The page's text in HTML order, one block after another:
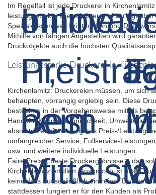
Im Regelfall ist jede Druckerei in
leistungsstarker Dienstleister und verfügt
Spezialwissen was Printmedien und
Mithilfe von fähigen Angestellten wird
Druckobjekte auch die höchsten
Leistungsstarke Druckerei in
Kirchenlamitz: Druckereien müssen, um sich
behaupten, vorrangig ergiebig sein. Diese
bestechen in der Vorgehensweise mittels
Handeln, Kundenfreundlichkeit,
absolute Termintreue, gutes Preis-/
umfangreicher Service, Fullservice-
usw. und weitere individuelle Leistungen.
Faire Preise, beste Druckergebnisse – das
Kirchenlamitz erfüllen. Ansonsten ist eine
keinesfalls ausschließlich ein reiner
stattdessen fungiert er für den Kunden als